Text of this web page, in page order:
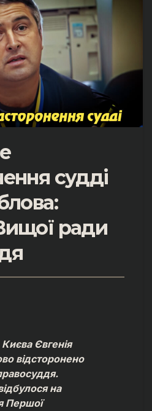
судді
ради
Євгенія
відсторонено
на
Першої